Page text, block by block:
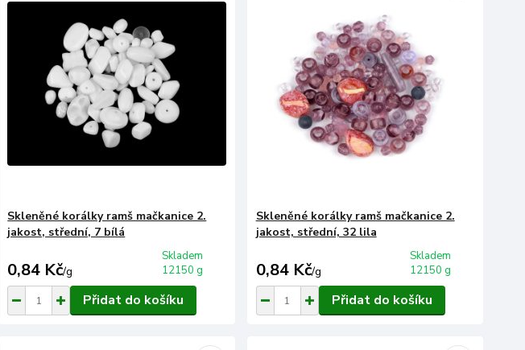
Skleněné korálky ramš mačkanice 2.
jakost, střední, 7 bílá
0,84 Kč/g
Skladem
12150 g
Přidat do košíku
Skleněné korálky ramš mačkanice 2.
jakost, střední, 32 lila
0,84 Kč/g
Skladem
12150 g
Přidat do košíku